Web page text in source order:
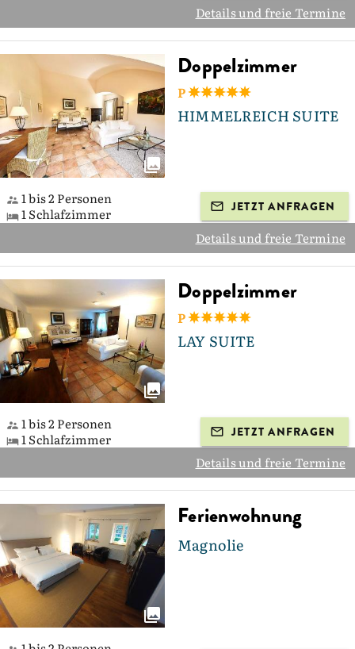
Details und freie Termine
Doppelzimmer
P
HIMMELREICH SUITE
1 bis 2 Personen
1 Schlafzimmer
JETZT ANFRAGEN
Details und freie Termine
Doppelzimmer
P
LAY SUITE
1 bis 2 Personen
1 Schlafzimmer
JETZT ANFRAGEN
Details und freie Termine
Ferienwohnung
Magnolie